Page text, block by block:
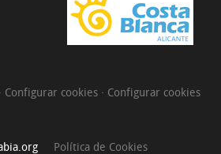
· Configurar cookies · Configurar cookies
Política de Cookies